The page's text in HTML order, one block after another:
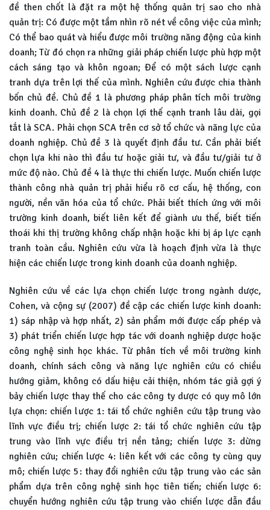
đề then chốt là đặt ra một hệ thống quản trị sao cho nhà
quản trị: Có được một tầm nhìn rõ nét về công việc của mình;
Có thể bao quát và hiểu được môi trường năng động của kinh
doanh; Từ đó chọn ra những giải pháp chiến lược phù hợp một
cách sáng tạo và khôn ngoan; Để có một sách lược cạnh
tranh dựa trên lợi thế của mình. Nghiên cứu được chia thành
bốn chủ đề. Chủ đề 1 là phương pháp phân tích môi trường
kinh doanh. Chủ đề 2 là chọn lợi thế cạnh tranh lâu dài, gọi
tắt là SCA. Phải chọn SCA trên cơ sở tổ chức và năng lực của
doanh nghiệp. Chủ đề 3 là quyết định đầu tư. Cần phải biết
chọn lựa khi nào thì đầu tư hoặc giải tư, và đầu tư/giải tư ở
mức độ nào. Chủ đề 4 là thực thi chiến lược. Muốn chiến lược
thành công nhà quản trị phải hiểu rõ cơ cấu, hệ thống, con
người, nền văn hóa của tổ chức. Phải biết thích ứng với môi
trường kinh doanh, biết liên kết để giành ưu thế, biết tiến
thoái khi thị trường không chấp nhận hoặc khi bị áp lực cạnh
tranh toàn cầu. Nghiên cứu vừa là hoạch định vừa là thực
hiện các chiến lược trong kinh doanh của doanh nghiệp.
Nghiên cứu về các lựa chọn chiến lược trong ngành dược,
Cohen, và cộng sự (2007) đề cập các chiến lược kinh doanh:
1) sáp nhập và hợp nhất, 2) sản phẩm mới được cấp phép và
3) phát triển chiến lược hợp tác với doanh nghiệp dược hoặc
công nghệ sinh học khác. Từ phân tích về môi trường kinh
doanh, chính sách công và năng lực nghiên cứu có chiều
hướng giảm, không có dấu hiệu cải thiện, nhóm tác giả gợi ý
bảy chiến lược thay thế cho các công ty dược có quy mô lớn
lựa chọn: chiến lược 1: tái tổ chức nghiên cứu tập trung vào
lĩnh vực điều trị; chiến lược 2: tái tổ chức nghiên cứu tập
trung vào lĩnh vực điều trị nền tảng; chiến lược 3: dừng
nghiên cứu; chiến lược 4: liên kết với các công ty cùng quy
mô; chiến lược 5: thay đổi nghiên cứu tập trung vào các sản
phẩm dựa trên công nghệ sinh học tiên tiến; chiến lược 6:
chuyển hướng nghiên cứu tập trung vào chiến lược dẫn đầu